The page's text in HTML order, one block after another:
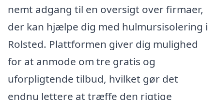
nemt adgang til en oversigt over firmaer,
der kan hjælpe dig med hulmursisolering i
Rolsted. Plattformen giver dig mulighed
for at anmode om tre gratis og
uforpligtende tilbud, hvilket gør det
endnu lettere at træffe den rigtige